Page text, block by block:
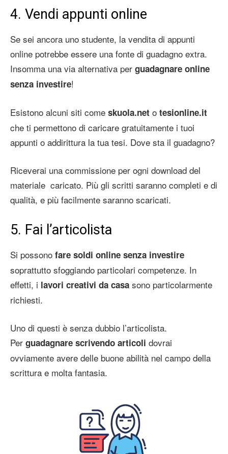
4. Vendi appunti online
Se sei ancora uno studente, la vendita di appunti
online potrebbe essere una fonte di guadagno extra.
Insomma una via alternativa per guadagnare online
senza investire!
Esistono alcuni siti come skuola.net o tesionline.it
che ti permettono di caricare gratuitamente i tuoi
appunti o addirittura la tua tesi. Dove sta il guadagno?
Riceverai una commissione per ogni download del
materiale caricato. Più gli scritti saranno completi e di
qualità, e più facilmente saranno scaricati.
5. Fai l’articolista
Si possono fare soldi online senza investire
soprattutto sfoggiando particolari competenze. In
effetti, i lavori creativi da casa sono particolarmente
richiesti.
Uno di questi è senza dubbio l’articolista.
Per guadagnare scrivendo articoli dovrai
ovviamente avere delle buone abilità nel campo della
scrittura e molta fantasia.